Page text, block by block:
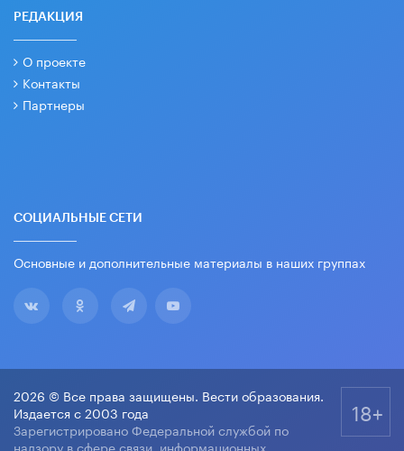
РЕДАКЦИЯ
О проекте
Контакты
Партнеры
СОЦИАЛЬНЫЕ СЕТИ
Основные и дополнительные материалы в наших группах
2026 © Все права защищены. Вести образования.
Издается с 2003 года
Зарегистрировано Федеральной службой по
надзору в сфере связи, информационных
18+